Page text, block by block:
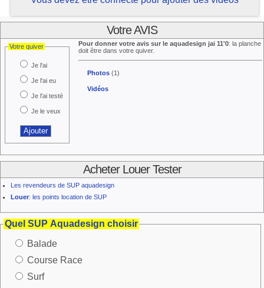
Votre AVIS
Votre quiver
Je l'ai
Je l'ai eu
Je l'ai testé
Je le veux
Pour donner votre avis sur le aquadesign jai 11'0: la planche
doit être dans votre quiver.
Photos (1)
Vidéos
Acheter Louer Tester
Les revendeurs de SUP aquadesign
Louer: les points location de SUP
Quel SUP Aquadesign choisir
Balade
Course Race
Surf